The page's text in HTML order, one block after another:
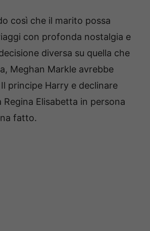
così che il marito possa
con profonda nostalgia e
diversa su quella che
Meghan Markle avrebbe
principe Harry e declinare
Regina Elisabetta in persona
fatto.